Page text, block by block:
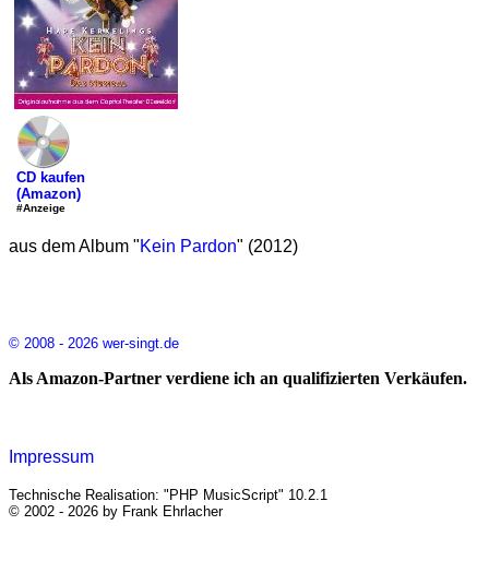
CD kaufen
(Amazon)
#Anzeige
aus dem Album "Kein Pardon" (2012)
© 2008 - 2026 wer-singt.de
Als Amazon-Partner verdiene ich an qualifizierten Verkäufen.
Impressum
Technische Realisation: "PHP MusicScript" 10.2.1
© 2002 - 2026 by Frank Ehrlacher